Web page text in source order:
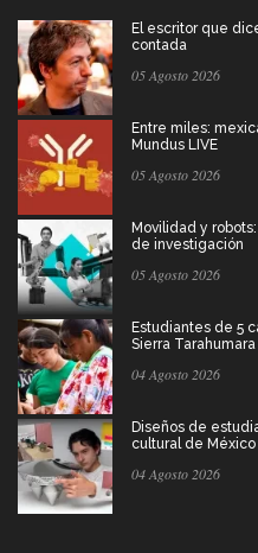
El escritor que
contada
05 Agosto 2026
Entre miles:
Mundus LIVE
05 Agosto 2026
Movilidad y
de investigación
05 Agosto 2026
Estudiantes de 5
Sierra Tarahumara
04 Agosto 2026
Diseños de
cultural de México
04 Agosto 2026